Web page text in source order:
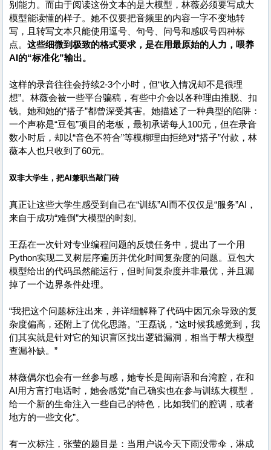
别能力。而由于阅读这份文本的是大模型，林薇必须要写成大
模型能读懂的样子。她不仅要把音频里的内容一字不变地转
写，且转写文本只能使用逗号、句号、问号和感叹号四种标
点。 这些细微到极致的格式要求，是在用最原始的人力，喂养
AI的“标准化”输出。
这样的录音往往会持续2-3个小时，但“收入情况却不是很理
想”。林薇会被一些平台骗稿，有些中介会以各种理由推脱、扣
钱。她和她的“搭子”都曾深受其害。她描述了一种典型的陷阱：
一个声称是“豆包”项目的老板，最初承诺每人100元，但在录音
数小时后，却以“音色不符合”等模糊理由拒绝对“搭子”付款，林
薇本人也只收到了60元。
双非大学生，把AI兼职当敲门砖
真正让这些大学生感受到自己在“训练”AI而不仅仅是“服务”AI，
来自于成功“难倒”大模型的时刻。
王磊在一次针对专业编程问题的反馈任务中，提出了一个用
Python实现二叉树层序遍历并优化时间复杂度的问题。豆包大
模型给出的代码虽然能运行，但时间复杂度并非最优，并且漏
掉了一个边界条件处理。
“我把这个问题标注出来，并详细解释了代码中因冗余导致的复
杂度偏高，还附上了优化思路。”王磊说，“这时候我感觉到，我
们其实就是针对它的知识盲区找出逻辑漏洞，相当于帮大模型
查漏补缺。”
林薇偶尔也会有一丝参与感，她专长是闽南语和台湾腔，在和
AI用方言打电话时，她会感觉“自己确实也在参与训练大模型，
给一个新的生命注入一些自己的特色，比如我们的腔调，或者
地方的一些文化”。
有一次标注，张莹的题目是：当用户说今天下雨没带伞，淋成